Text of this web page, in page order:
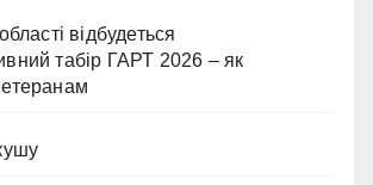
відбудеться
табір ГАРТ 2026 – як